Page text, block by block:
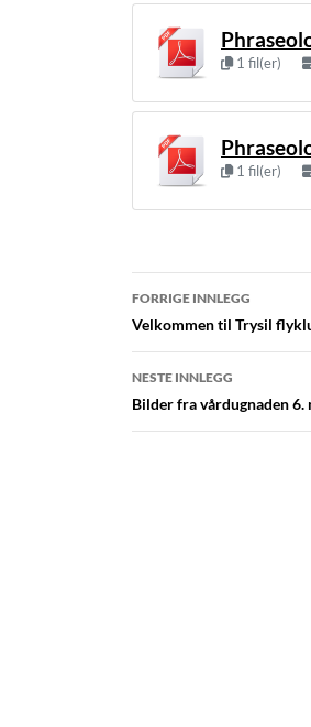
1 fil(er)
1 fil(er)
FORRIGE INNLEGG
Velkommen til Trysil
NESTE INNLEGG
Bilder fra vårdugnaden 6.